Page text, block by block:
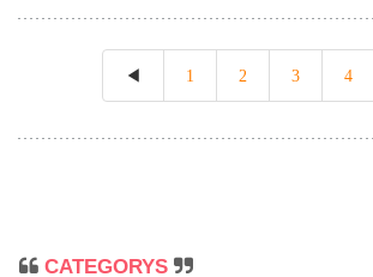
백림 사건, 무림사건, 학림사건 등등 림자 돌림으
화를 보고 인터넷으로 토론하는 자체가 필자에게
는 충격이네요. 변호인 해외반응을 번역하려면
아무래도 일본보다는 중국인들의 반응이 궁금한
은 댓글이 워낙에 스압이고, "시나닷컴"과 "무비
◀ 1 2 3 4
CATEGORYS